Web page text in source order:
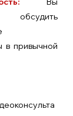
в привычной